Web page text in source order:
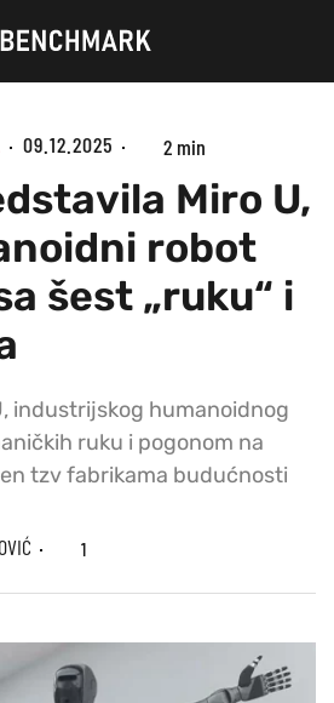
09.12.2025 2 min
Miro U,
robot
šest „ruku“ i
industrijskog humanoidnog
ruku i pogonom na
tzv fabrikama budućnosti
1